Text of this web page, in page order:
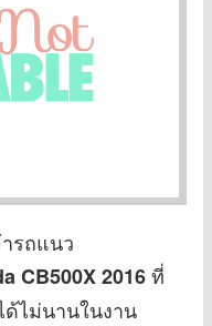
รถแนว
CB500X 2016ที่
ด้ไม่นานในงาน